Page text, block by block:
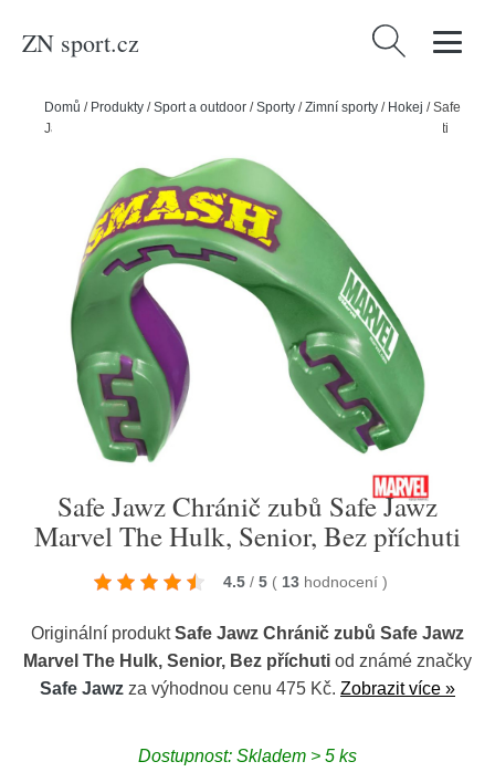
ZN sport.cz Vyhledávání
Domů / Produkty /Sport a outdoor /Sporty /Zimní sporty / Hokej /Safe
Jawz Chránič zubů Safe Jawz Marvel The Hulk, Senior, Bez příchuti
Safe Jawz Chránič zubů Safe Jawz
Marvel The Hulk, Senior, Bez příchuti
4.5 / 5 ( 13 hodnocení )
Originální produktSafe Jawz Chránič zubů Safe Jawz
Marvel The Hulk, Senior, Bez příchuti od známé značky
Safe Jawz za výhodnou cenu 475 Kč. Zobrazit více »
Dostupnost: Skladem > 5 ks